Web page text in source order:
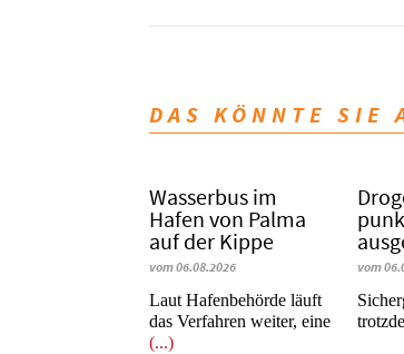
DAS KÖNNTE SIE
Wasserbus im
Hafen von Palma
auf der Kippe
vom 06.08.2026
Laut Hafenbehörde läuft
das Verfahren weiter, eine
(...)
vom